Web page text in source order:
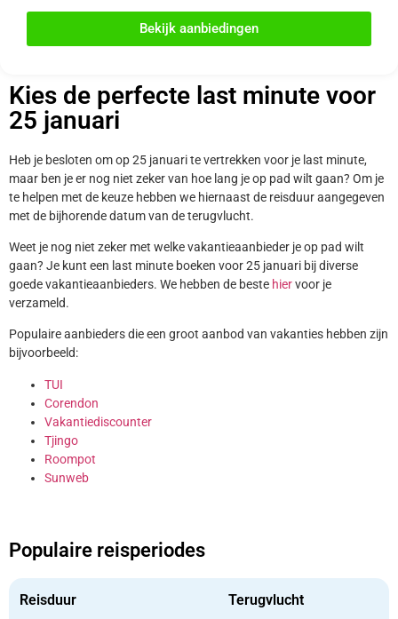
Bekijk aanbiedingen
Kies de perfecte last minute voor
25 januari
Heb je besloten om op 25 januari te vertrekken voor je last minute,
maar ben je er nog niet zeker van hoe lang je op pad wilt gaan? Om je
te helpen met de keuze hebben we hiernaast de reisduur aangegeven
met de bijhorende datum van de terugvlucht.
Weet je nog niet zeker met welke vakantieaanbieder je op pad wilt
gaan? Je kunt een last minute boeken voor 25 januari bij diverse
goede vakantieaanbieders. We hebben de beste hiervoor je
verzameld.
Populaire aanbieders die een groot aanbod van vakanties hebben zijn
bijvoorbeeld:
TUI
Corendon
Vakantiediscounter
Tjingo
Roompot
Sunweb
Populaire reisperiodes
Reisduur Terugvlucht